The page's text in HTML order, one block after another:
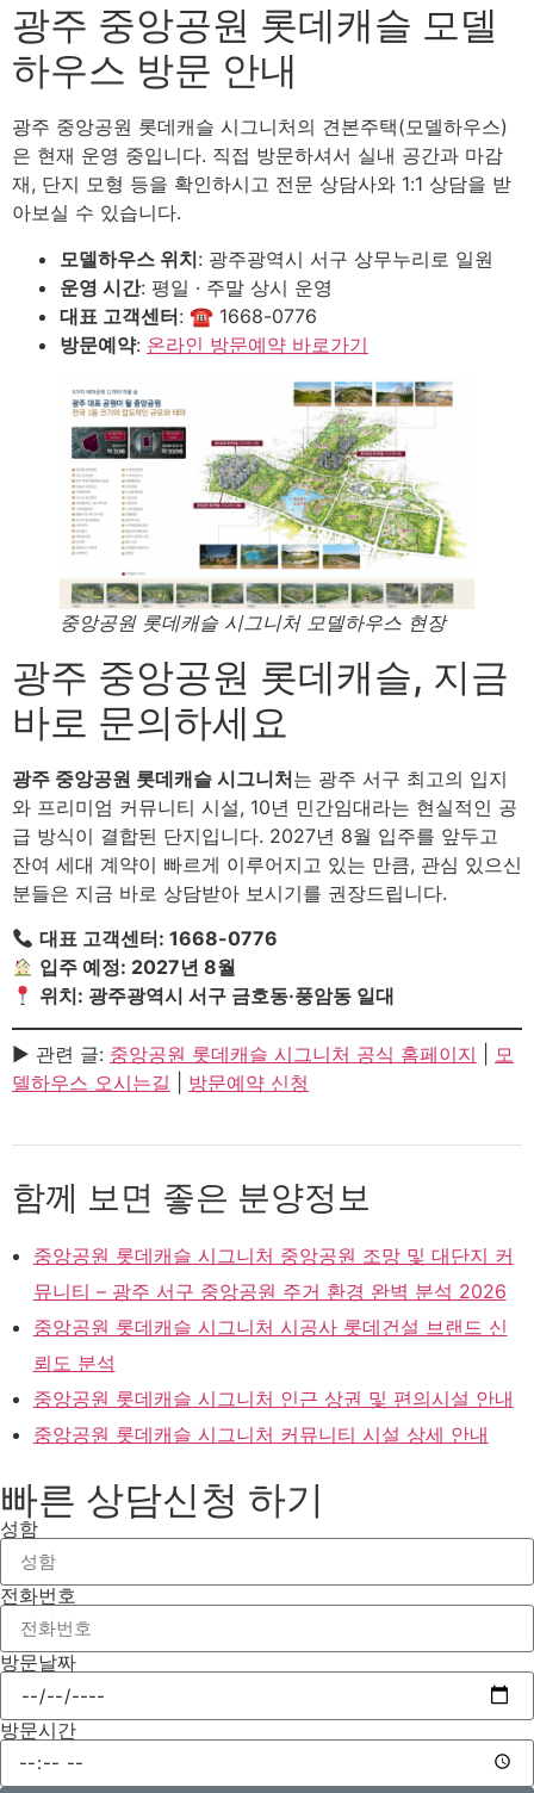
광주 중앙공원 롯데캐슬 모델
하우스 방문 안내
광주 중앙공원 롯데캐슬 시그니처의 견본주택(모델하우스)
은 현재 운영 중입니다. 직접 방문하셔서 실내 공간과 마감
재, 단지 모형 등을 확인하시고 전문 상담사와 1:1 상담을 받
아보실 수 있습니다.
모델하우스 위치: 광주광역시 서구 상무누리로 일원
운영 시간: 평일 · 주말 상시 운영
대표 고객센터: ☎ 1668-0776
방문예약: 온라인 방문예약 바로가기
중앙공원 롯데캐슬 시그니처 모델하우스 현장
광주 중앙공원 롯데캐슬, 지금
바로 문의하세요
광주 중앙공원 롯데캐슬 시그니처는 광주 서구 최고의 입지
와 프리미엄 커뮤니티 시설, 10년 민간임대라는 현실적인 공
급 방식이 결합된 단지입니다. 2027년 8월 입주를 앞두고
잔여 세대 계약이 빠르게 이루어지고 있는 만큼, 관심 있으신
분들은 지금 바로 상담받아 보시기를 권장드립니다.
대표 고객센터: 1668-0776
입주 예정: 2027년 8월
위치: 광주광역시 서구 금호동·풍암동 일대
▶ 관련 글: 중앙공원 롯데캐슬 시그니처 공식 홈페이지
모
델하우스 오시는길
방문예약 신청
함께 보면 좋은 분양정보
중앙공원 롯데캐슬 시그니처 중앙공원 조망 및 대단지 커
뮤니티 – 광주 서구 중앙공원 주거 환경 완벽 분석 2026
중앙공원 롯데캐슬 시그니처 시공사 롯데건설 브랜드 신
뢰도 분석
중앙공원 롯데캐슬 시그니처 인근 상권 및 편의시설 안내
중앙공원 롯데캐슬 시그니처 커뮤니티 시설 상세 안내
빠른 상담신청 하기
성함
전화번호
방문날짜
방문시간